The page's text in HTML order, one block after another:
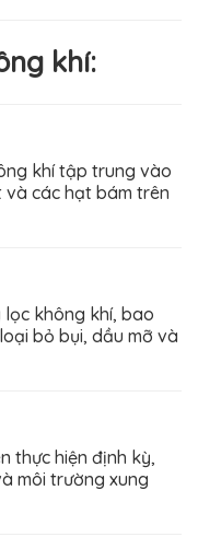
khí:
khí tập trung vào
các hạt bám trên
lọc không khí, bao
bỏ bụi, dầu mỡ và
thực hiện định kỳ,
môi trường xung